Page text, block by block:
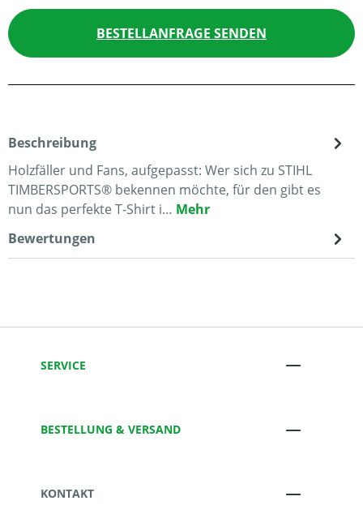
BESTELLANFRAGE SENDEN
Beschreibung
Holzfäller und Fans, aufgepasst: Wer sich zu STIHL
TIMBERSPORTS® bekennen möchte, für den gibt es
nun das perfekte T-Shirt i… Mehr
Bewertungen
SERVICE
BESTELLUNG & VERSAND
KONTAKT